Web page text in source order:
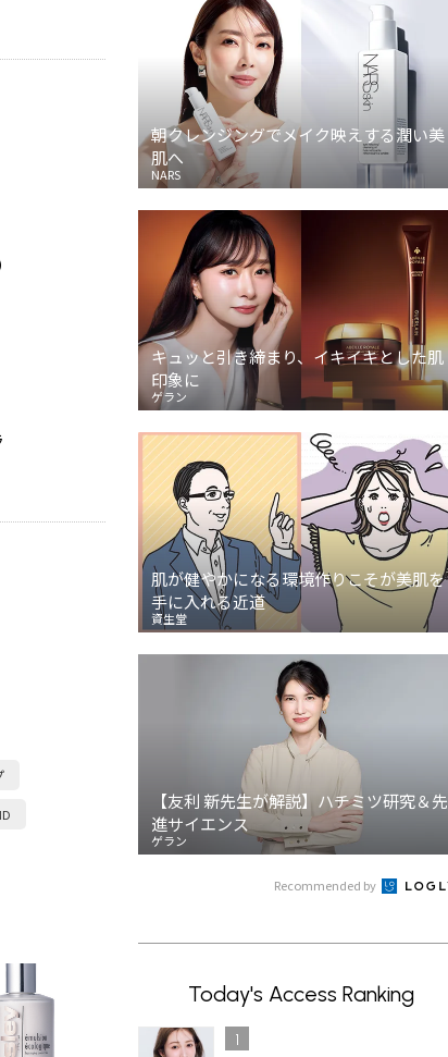
朝クレンジングでメイク映えする潤い美
肌へ
NARS
キュッと引き締まり、イキイキとした肌
印象に
ゲラン
肌が健やかになる環境作りこそが美肌を
手に入れる近道
資生堂
【友利 新先生が解説】ハチミツ研究＆先
進サイエンス
ゲラン
Recommended by
Today's Access Ranking
1